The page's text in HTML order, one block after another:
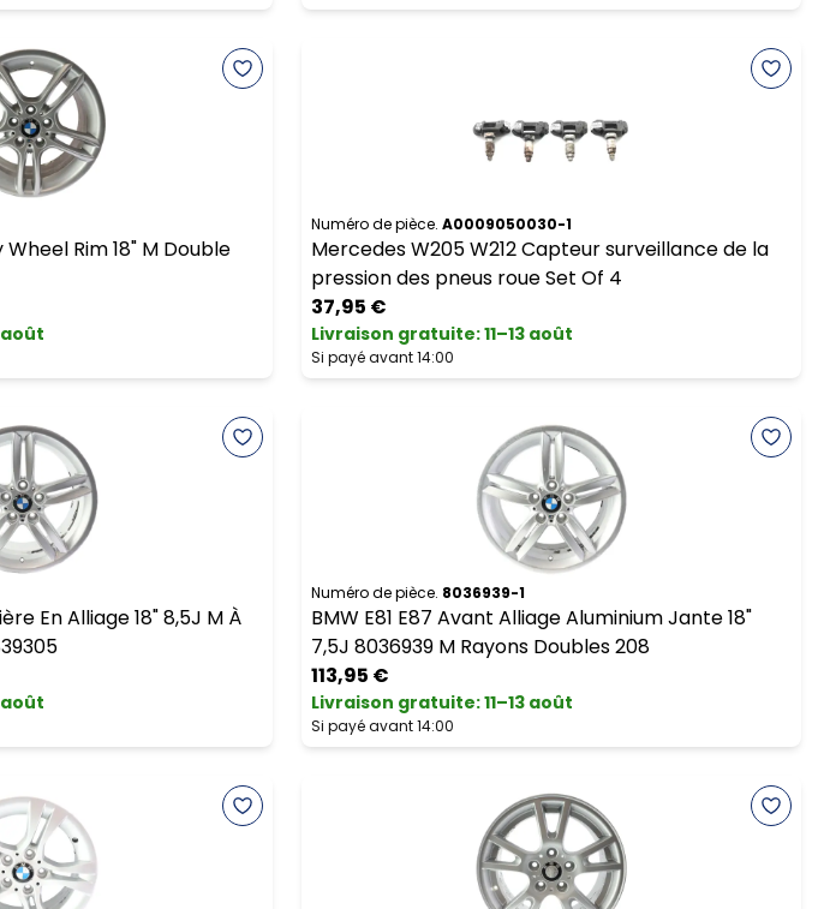
Wheel Rim 18" M Double
août
Numéro de pièce. A0009050030-1
Mercedes W205 W212 Capteur surveillance de la
pression des pneus roue Set Of 4
37,95 €
Livraison gratuite:11–13 août
Si payé avant 14:00
En Alliage 18" 8,5J M À
août
Numéro de pièce. 8036939-1
BMW E81 E87 Avant Alliage Aluminium Jante 18"
7,5J 8036939 M Rayons Doubles 208
113,95 €
Livraison gratuite:11–13 août
Si payé avant 14:00